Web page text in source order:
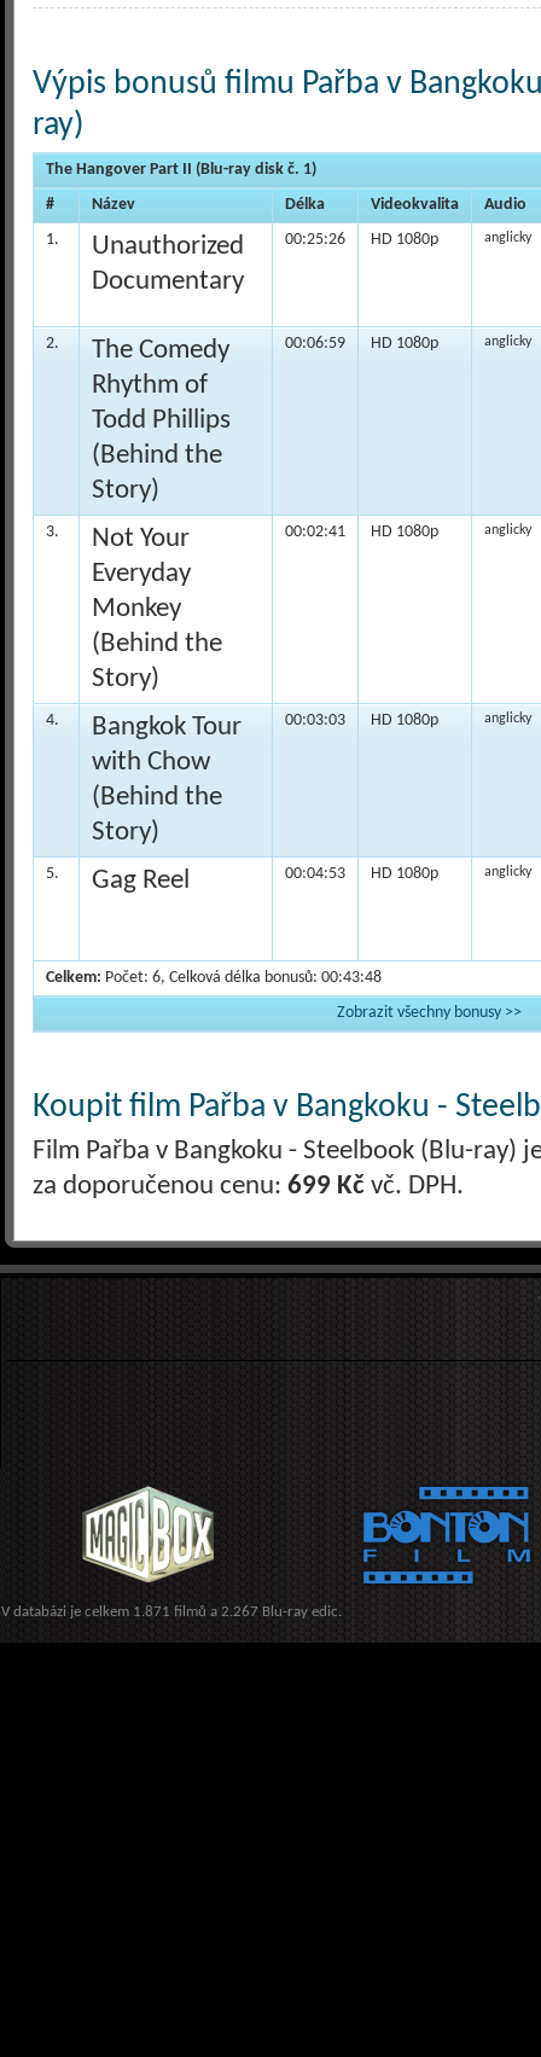
Výpis bonusů filmu Pařba v
ray)
The Hangover Part II (Blu-ray disk č. 1)
#
Název Délka Videokvalita
Audio
1.
Unauthorized
Documentary
00:25:26 HD 1080p anglicky
2.
The Comedy
Rhythm of
Todd Phillips
(Behind the
Story)
00:06:59 HD 1080p anglicky
3.
Not Your
Everyday
Monkey
(Behind the
Story)
00:02:41 HD 1080p anglicky
4.
Bangkok Tour
with Chow
(Behind the
Story)
00:03:03 HD 1080p anglicky
5. Gag Reel 00:04:53 HD 1080p anglicky
Celkem: Počet: 6, Celková délka bonusů: 00:43:48
Zobrazit všechny bonusy >>
Koupit film Pařba v Bangkoku -
Film Pařba v Bangkoku - Steelbook (Blu-ray)
za doporučenou cenu: 699 Kč vč. DPH.
V databázi je celkem 1.871 filmů a 2.267 Blu-ray edic.